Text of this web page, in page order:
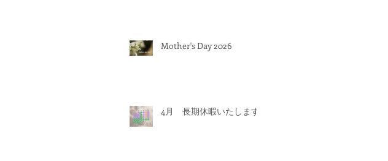
Mother's Day 2026
4月 長期休暇いたします